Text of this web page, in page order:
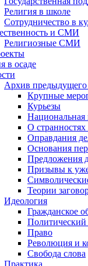
Религия в школе
Сотрудничество в
и СМИ
Религиозные СМИ
в осаде
Архив предыдущего
Крупные
Курьезы
Национальная
О
Оправдания
Основания
Предложения
Призывы к
Теории
Идеология
Гражданское
Право
Революция и
Свобода слова